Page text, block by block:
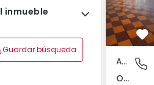
inmueble
Guardar búsqueda
Olivais,
Apartamento
Olivais, Lisboa